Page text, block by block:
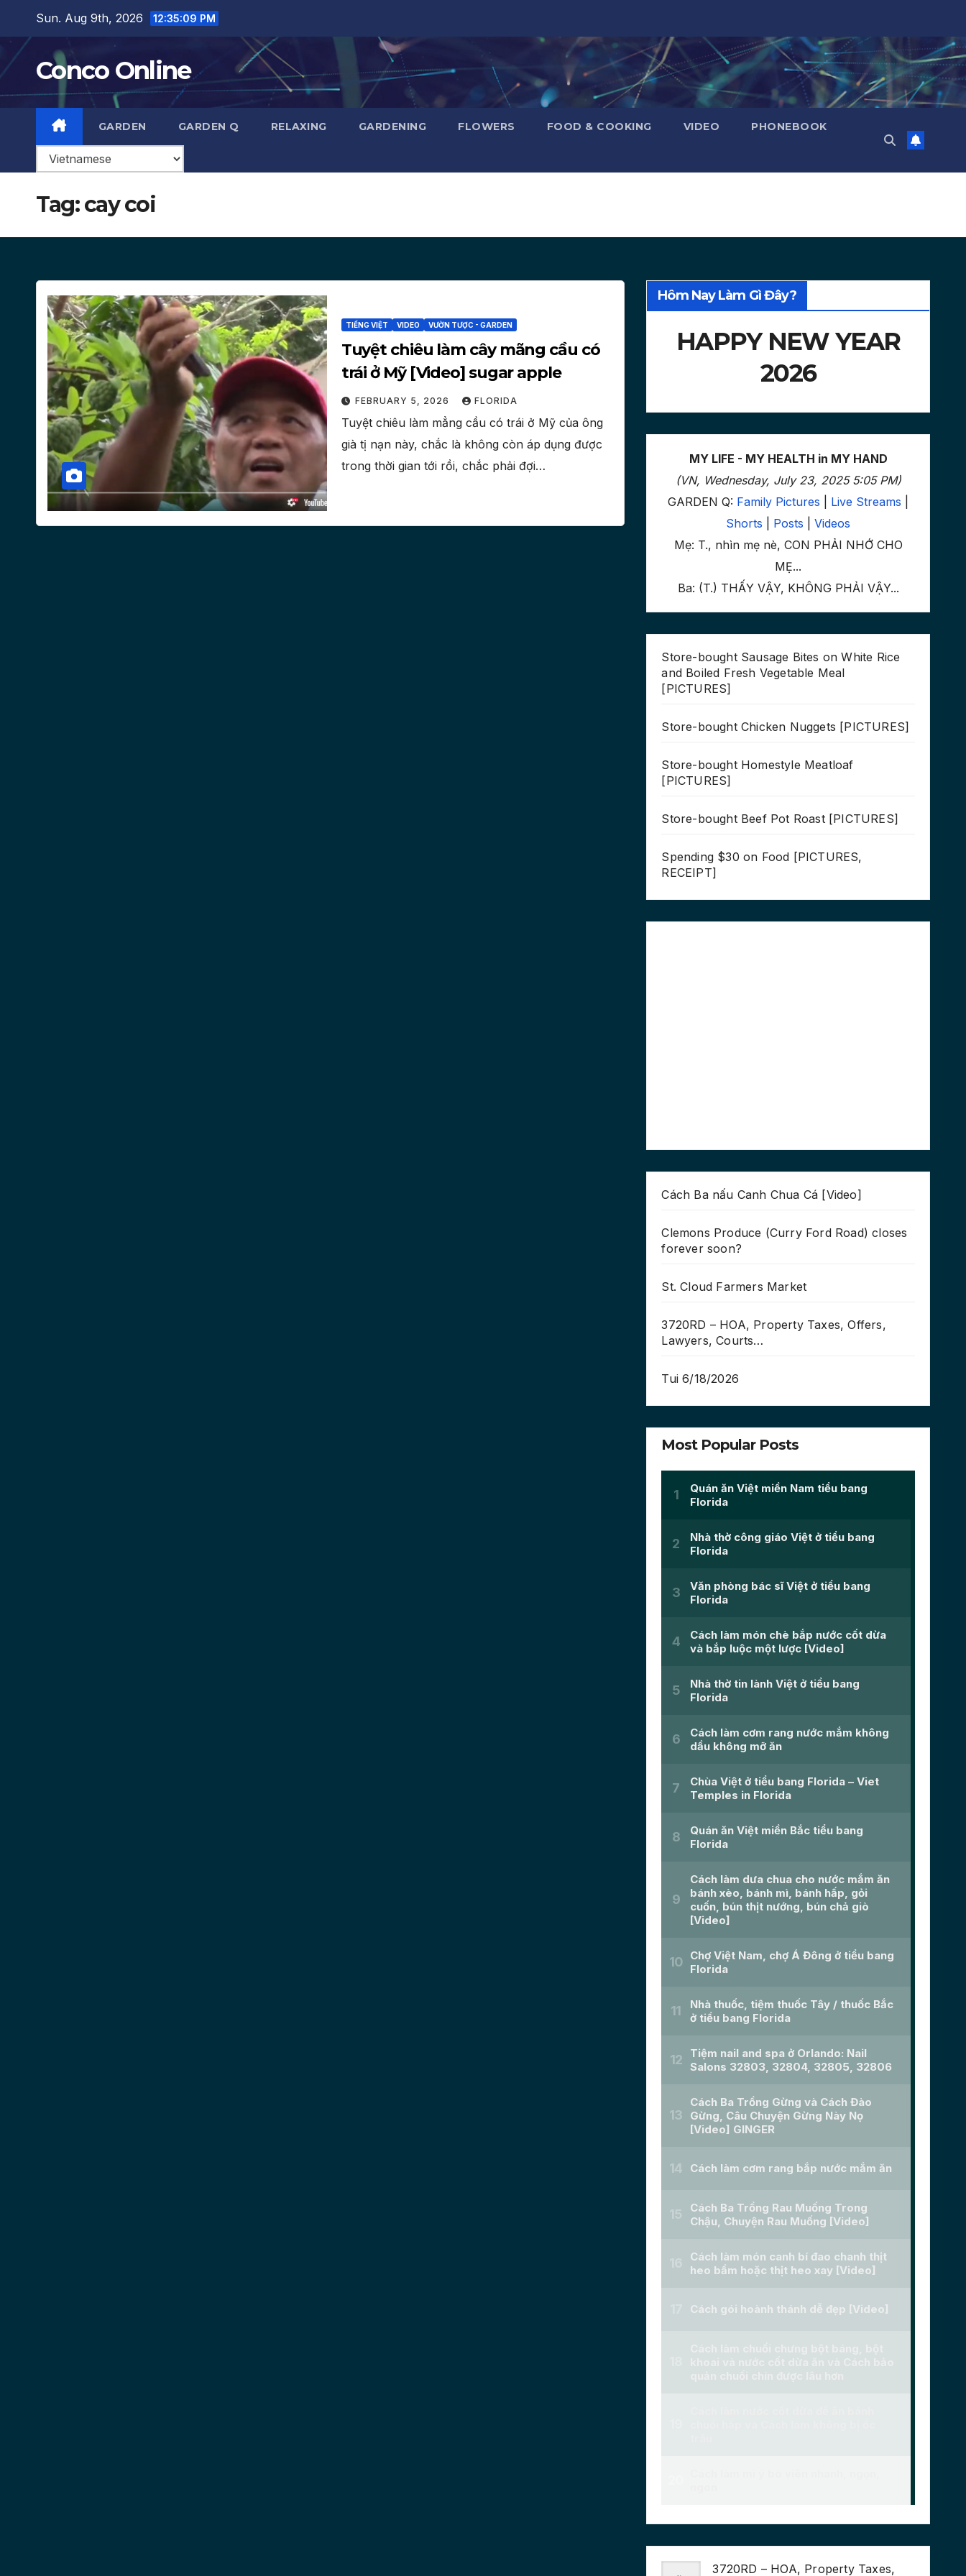
content
Sun. Aug 9th, 2026 12:35:10 PM
Conco Online
GARDEN GARDEN Q RELAXING GARDENING FLOWERS FOOD & COOKING VIDEO PHONEBOOK
Tag:cay coi
TIẾNG VIỆT VIDEO VƯỜN TƯỢC - GARDEN
Tuyệt chiêu làm cây mãng cầu có
trái ở Mỹ [Video] sugar apple
FEBRUARY 5, 2026 FLORIDA
Tuyệt chiêu làm mẳng cầu có trái ở Mỹ của ông
già tị nạn này, chắc là không còn áp dụng được
trong thời gian tới rồi, chắc phải đợi…
Hôm Nay Làm Gì Đây?
HAPPY NEW YEAR
2026
MY LIFE - MY HEALTH in MY HAND
(VN, Wednesday, July 23, 2025 5:05 PM)
GARDEN Q: Family Pictures Live Streams
Shorts
Posts |Videos
Mẹ: T., nhìn mẹ nè, CON PHẢI NHỚ CHO
MẸ...
Ba: (T.) THẤY VẬY, KHÔNG PHẢI VẬY...
Store-bought Sausage Bites on White Rice
and Boiled Fresh Vegetable Meal
[PICTURES]
Store-bought Chicken Nuggets [PICTURES]
Store-bought Homestyle Meatloaf
[PICTURES]
Store-bought Beef Pot Roast [PICTURES]
Spending $30 on Food [PICTURES,
RECEIPT]
Cách Ba nấu Canh Chua Cá [Video]
Clemons Produce (Curry Ford Road) closes
forever soon?
St. Cloud Farmers Market
3720RD – HOA, Property Taxes, Offers,
Lawyers, Courts…
Tui 6/18/2026
Most Popular Posts
3720RD – HOA, Property Taxes,